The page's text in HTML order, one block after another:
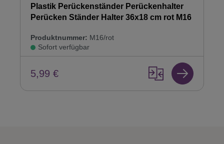
Plastik Perückenständer Perückenhalter
Perücken Ständer Halter 36x18 cm rot M16
Produktnummer: M16/rot
Sofort verfügbar
5,99 €